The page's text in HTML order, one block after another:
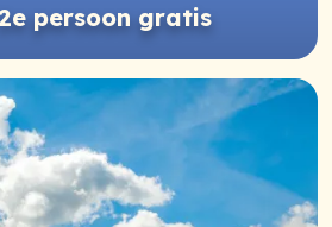
persoon gratis